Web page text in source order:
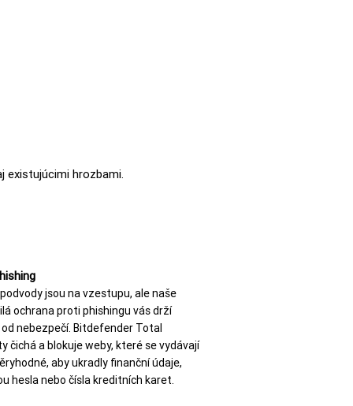
existujúcimi hrozbami.
jsou na vzestupu, ale naše
ochrana proti phishingu vás drží
nebezpečí. Bitdefender Total
čichá a blokuje weby, které se vydávají
aby ukradly finanční údaje,
hesla nebo čísla kreditních karet.